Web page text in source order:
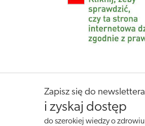
Zapisz się do newslettera
i zyskaj dostęp
do szerokiej wiedzy o zdrowiu